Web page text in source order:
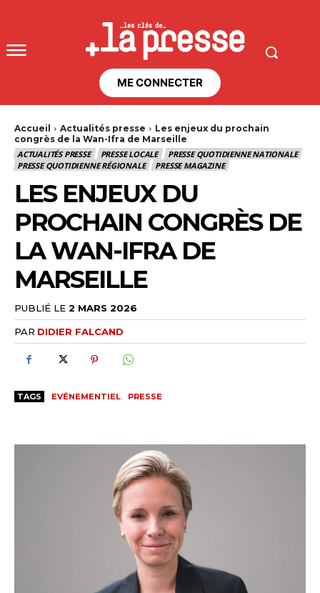
ME CONNECTER
Accueil Actualités presse
Les enjeux du prochain
congrès de la Wan-Ifra de Marseille
ACTUALITÉS PRESSE
PRESSE LOCALE
PRESSE QUOTIDIENNE NATIONALE
PRESSE QUOTIDIENNE RÉGIONALE
PRESSE MAGAZINE
LES ENJEUX DU
PROCHAIN CONGRÈS DE
LA WAN-IFRA DE
MARSEILLE
PUBLIÉ LE 2 MARS 2026
PAR DIDIER FALCAND
TAGS EVÉNEMENTIEL PRESSE